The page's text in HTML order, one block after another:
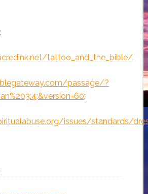
tattoo_and_the_bible/
passage/?
;
issues/standards/